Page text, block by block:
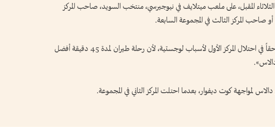
فرنسا في دور الـ32، الثلاثاء المقبل، على ملعب ميتلايف في نيوجيرسي، منتخب السويد، صاحب المركز
صاحب المركز الثالث في المجموعة السابعة.
وأوضح ستيفان: «كنا نرغب حقاً في احتلال المركز الأول لأسباب لوجستية، لأن رحلة طيران لمدة 45 دقيقة أفضل
لمواجهة كوت ديفوار، بعدما احتلت المركز الثاني في المجموعة.